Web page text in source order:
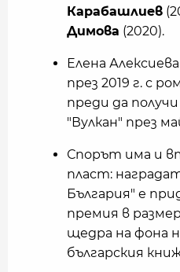
Карабашлиев
Димова (2020).
Елена
през 2019 г. с
преди да
"Вулкан" през
Спорът има и
пласт:
България" е
премия в
щедра на фона
българския